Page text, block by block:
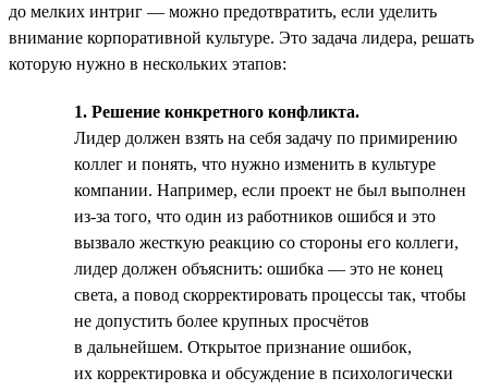
до мелких интриг — можно предотвратить, если уделить
внимание корпоративной культуре. Это задача лидера, решать
которую нужно в нескольких этапов:
1. Решение конкретного конфликта.
Лидер должен взять на себя задачу по примирению
коллег и понять, что нужно изменить в культуре
компании. Например, если проект не был выполнен
из-за того, что один из работников ошибся и это
вызвало жесткую реакцию со стороны его коллеги,
лидер должен объяснить: ошибка — это не конец
света, а повод скорректировать процессы так, чтобы
не допустить более крупных просчётов
в дальнейшем. Открытое признание ошибок,
их корректировка и обсуждение в психологически